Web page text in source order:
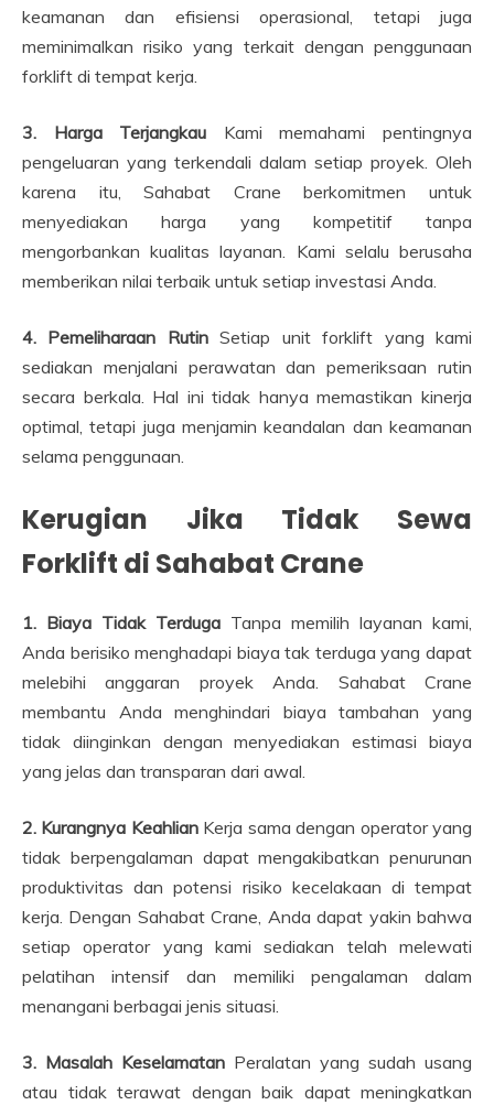
keamanan dan efisiensi operasional, tetapi juga
meminimalkan risiko yang terkait dengan penggunaan
forklift di tempat kerja.
3. Harga Terjangkau Kami memahami pentingnya
pengeluaran yang terkendali dalam setiap proyek. Oleh
karena itu, Sahabat Crane berkomitmen untuk
menyediakan harga yang kompetitif tanpa
mengorbankan kualitas layanan. Kami selalu berusaha
memberikan nilai terbaik untuk setiap investasi Anda.
4. Pemeliharaan RutinSetiap unit forklift yang kami
sediakan menjalani perawatan dan pemeriksaan rutin
secara berkala. Hal ini tidak hanya memastikan kinerja
optimal, tetapi juga menjamin keandalan dan keamanan
selama penggunaan.
Kerugian Jika Tidak Sewa
Forklift di Sahabat Crane
1. Biaya Tidak Terduga Tanpa memilih layanan kami,
Anda berisiko menghadapi biaya tak terduga yang dapat
melebihi anggaran proyek Anda. Sahabat Crane
membantu Anda menghindari biaya tambahan yang
tidak diinginkan dengan menyediakan estimasi biaya
yang jelas dan transparan dari awal.
2. Kurangnya KeahlianKerja sama dengan operator yang
tidak berpengalaman dapat mengakibatkan penurunan
produktivitas dan potensi risiko kecelakaan di tempat
kerja. Dengan Sahabat Crane, Anda dapat yakin bahwa
setiap operator yang kami sediakan telah melewati
pelatihan intensif dan memiliki pengalaman dalam
menangani berbagai jenis situasi.
3. Masalah Keselamatan Peralatan yang sudah usang
atau tidak terawat dengan baik dapat meningkatkan